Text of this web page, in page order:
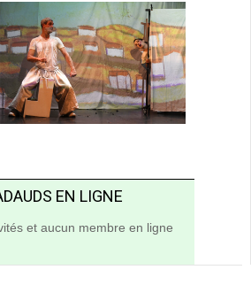
EN LIGNE
et aucun membre en ligne